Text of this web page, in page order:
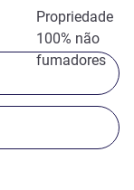
Propriedade
100% não
fumadores